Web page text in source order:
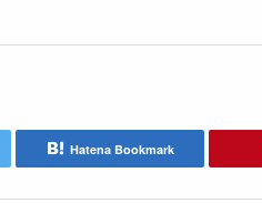
Hatena Bookmark